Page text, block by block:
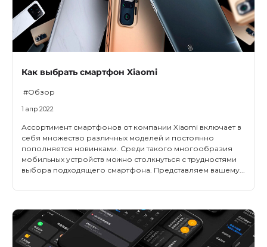
Как выбрать смартфон Xiaomi
#Обзор
1 апр 2022
Ассортимент смартфонов от компании Xiaomi включает в
себя множество различных моделей и постоянно
пополняется новинками. Среди такого многообразия
мобильных устройств можно столкнуться с трудностями
выбора подходящего смартфона. Представляем вашему...